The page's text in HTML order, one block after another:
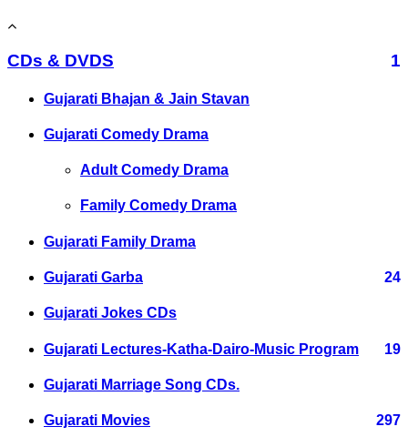
CDs & DVDS 1
Gujarati Bhajan & Jain Stavan
Gujarati Comedy Drama
Adult Comedy Drama
Family Comedy Drama
Gujarati Family Drama
Gujarati Garba 24
Gujarati Jokes CDs
Gujarati Lectures-Katha-Dairo-Music Program 19
Gujarati Marriage Song CDs.
Gujarati Movies 297